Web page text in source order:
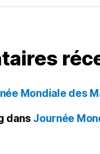
Mondiale des
dans Journée